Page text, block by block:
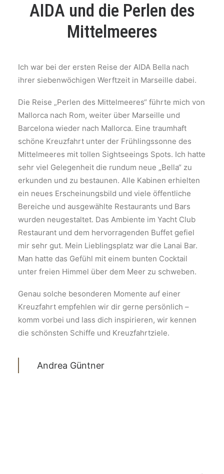
AIDA und die Perlen des
Mittelmeeres
Ich war bei der ersten Reise der AIDA Bella nach
ihrer siebenwöchigen Werftzeit in Marseille dabei.
Die Reise „Perlen des Mittelmeeres“ führte mich von
Mallorca nach Rom, weiter über Marseille und
Barcelona wieder nach Mallorca. Eine traumhaft
schöne Kreuzfahrt unter der Frühlingssonne des
Mittelmeeres mit tollen Sightseeings Spots. Ich hatte
sehr viel Gelegenheit die rundum neue „Bella“ zu
erkunden und zu bestaunen. Alle Kabinen erhielten
ein neues Erscheinungsbild und viele öffentliche
Bereiche und ausgewählte Restaurants und Bars
wurden neugestaltet. Das Ambiente im Yacht Club
Restaurant und dem hervorragenden Buffet gefiel
mir sehr gut. Mein Lieblingsplatz war die Lanai Bar.
Man hatte das Gefühl mit einem bunten Cocktail
unter freien Himmel über dem Meer zu schweben.
Genau solche besonderen Momente auf einer
Kreuzfahrt empfehlen wir dir gerne persönlich –
komm vorbei und lass dich inspirieren, wir kennen
die schönsten Schiffe und Kreuzfahrtziele.
Andrea Güntner